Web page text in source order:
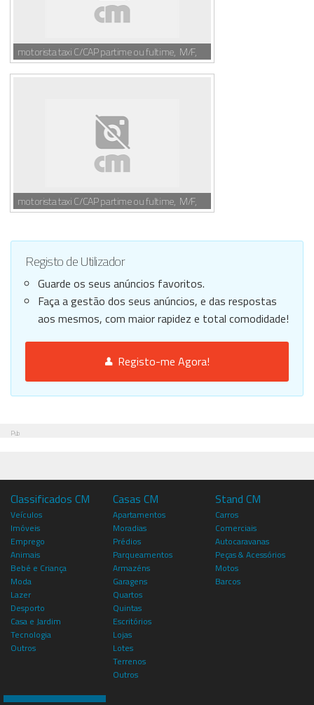
motorista taxi C/CAP partime ou fultime, M/F,
motorista taxi C/CAP partime ou fultime, M/F,
Registo de Utilizador
Guarde os seus anúncios favoritos.
Faça a gestão dos seus anúncios, e das respostas
aos mesmos, com maior rapidez e total comodidade!
Registo-me Agora!
Pub
Classificados CM
Veículos
Imóveis
Emprego
Animais
Bebé e Criança
Moda
Lazer
Desporto
Casa e Jardim
Tecnologia
Outros
Casas CM
Apartamentos
Moradias
Prédios
Parqueamentos
Armazéns
Garagens
Quartos
Quintas
Escritórios
Lojas
Lotes
Terrenos
Outros
Stand CM
Carros
Comerciais
Autocaravanas
Peças & Acessórios
Motos
Barcos